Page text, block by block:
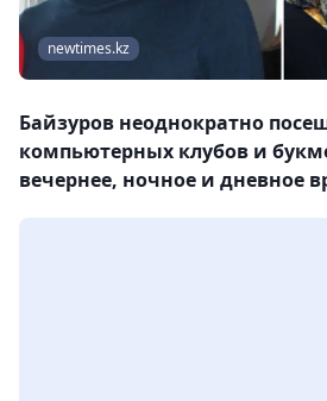
newtimes.kz
Байзуров неоднократно
компьютерных клубов и
вечернее, ночное и дневное